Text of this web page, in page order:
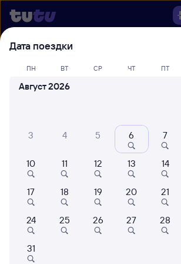
билеты Сенная — Кизляр
22 года работаем для вас
Куда
Когда
Кто едет
Дата поездки
ПН ВТ СР ЧТ ПТ
Август 2026
3 4 5 6 7
10 11 12 13 14
17 18 19 20 21
24 25 26 27 28
31